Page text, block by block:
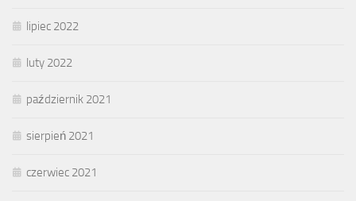
lipiec 2022
luty 2022
październik 2021
sierpień 2021
czerwiec 2021